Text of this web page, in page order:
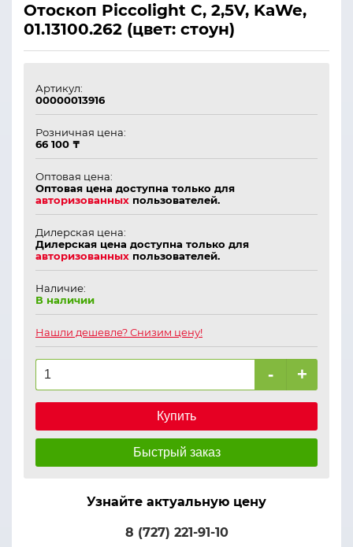
Отоскоп Piccolight C, 2,5V, KaWe,
01.13100.262 (цвет: стоун)
Артикул:
00000013916
Розничная цена:
66 100 ₸
Оптовая цена:
Оптовая цена доступна только для
авторизованных пользователей.
Дилерская цена:
Дилерская цена доступна только для
авторизованных пользователей.
Наличие:
В наличии
Нашли дешевле? Снизим цену!
- +
Купить
Быстрый заказ
Узнайте актуальную цену
8 (727) 221-91-10